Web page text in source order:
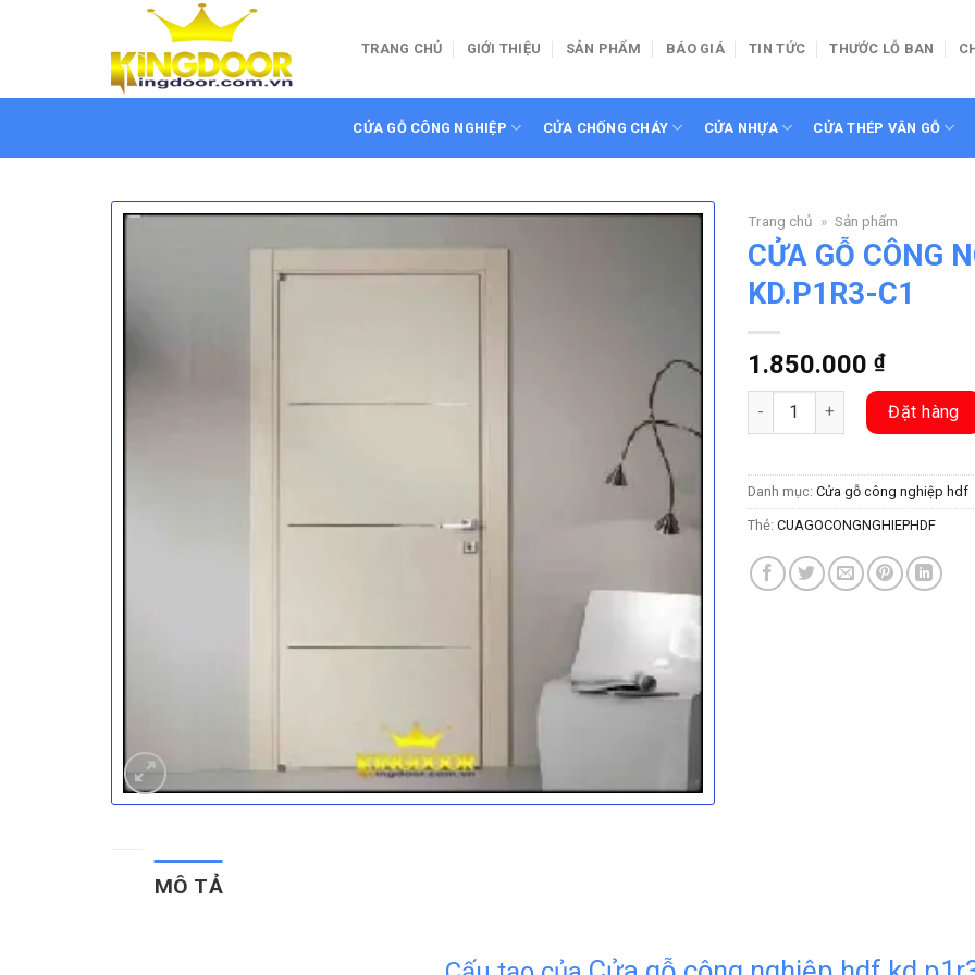
dung
TRANG CHỦ GIỚI THIỆU SẢN PHẨM BÁO GIÁ TIN TỨC THƯỚC LỖ BAN
CỬA GỖ CÔNG NGHIỆP CỬA CHỐNG CHÁY CỬA NHỰA CỬA THÉP VÂN GỖ
Trang chủ » Sản phẩm
CỬA GỖ CÔNG
KD.P1R3-C1
1.850.000 ₫
CỬA GỖ CÔNG NGHIỆP HDF
Đặt hàng
Danh mục: Cửa gỗ công nghiệp hdf
Thẻ: CUAGOCONGNGHIEPHDF
MÔ TẢ